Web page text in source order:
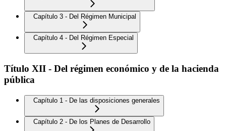
Capítulo 3 - Del Régimen Municipal
Capítulo 4 - Del Régimen Especial
Título XII - Del régimen económico y de la hacienda
pública
Capítulo 1 - De las disposiciones generales
Capítulo 2 - De los Planes de Desarrollo